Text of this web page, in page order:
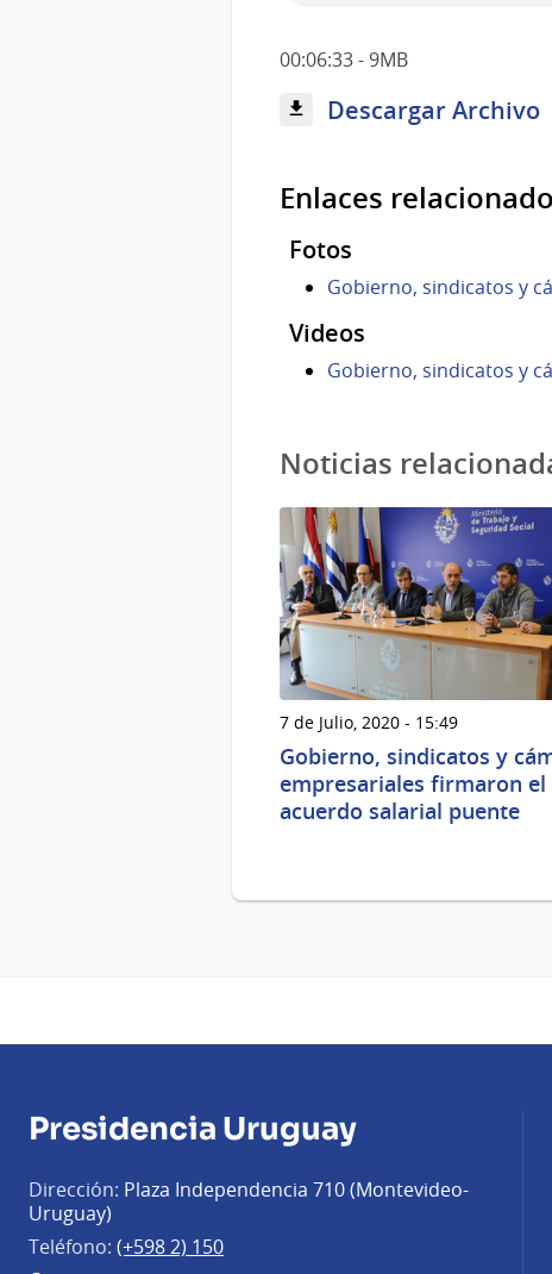
00:06:33 - 9MB
Descargar Archivo
Enlaces
Fotos
Gobierno, sindicatos y
Videos
Gobierno, sindicatos y
Noticias
7 de Julio, 2020 - 15:49
Gobierno, sindicatos y
empresariales firmaron el
acuerdo salarial puente
Presidencia Uruguay
Dirección: Plaza Independencia 710 (Montevideo-
Uruguay)
Teléfono: (+598 2) 150